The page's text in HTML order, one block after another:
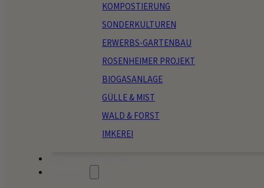
KOMPOSTIERUNG
SONDERKULTUREN
ERWERBS-GARTENBAU
ROSENHEIMER PROJEKT
BIOGASANLAGE
GÜLLE & MIST
WALD & FORST
IMKEREI